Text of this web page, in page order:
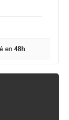
en48h